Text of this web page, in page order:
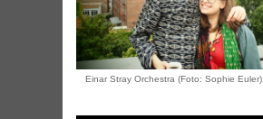
Einar Stray Orchestra (Foto: Sophie Euler)